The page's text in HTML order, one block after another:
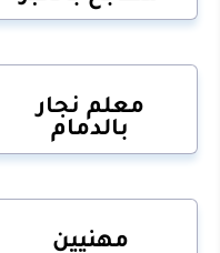
معلم نجار
بالدمام
مهنيين